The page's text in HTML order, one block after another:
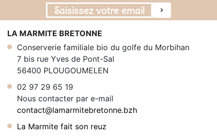
LA MARMITE BRETONNE
Conserverie familiale bio du golfe du Morbihan
7 bis rue Yves de Pont-Sal
56400 PLOUGOUMELEN
02 97 29 65 19
Nous contacter par e-mail
contact@lamarmitebretonne.bzh
La Marmite fait son reuz